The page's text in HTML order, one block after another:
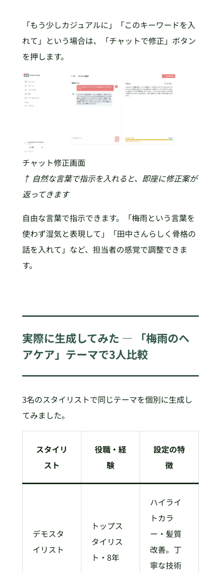
「もう少しカジュアルに」「このキーワードを入
れて」という場合は、「チャットで修正」ボタン
を押します。
チャット修正画面
↑ 自然な言葉で指示を入れると、即座に修正案が
返ってきます
自由な言葉で指示できます。「梅雨という言葉を
使わず湿気と表現して」「田中さんらしく骨格の
話を入れて」など、担当者の感覚で調整できま
す。
実際に生成してみた — 「梅雨のヘ
アケア」テーマで3人比較
3名のスタイリストで同じテーマを個別に生成し
てみました。
スタイリ
スト
役職・経
験
設定の特
徴
デモスタ
イリスト
トップス
タイリス
ト・8年
ハイライ
トカラ
ー・髪質
改善。丁
寧な技術